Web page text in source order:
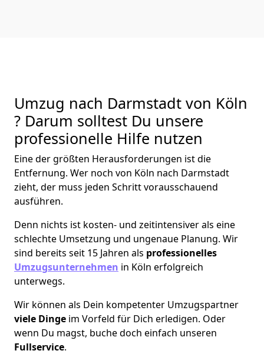
Umzug nach Darmstadt von Köln
? Darum solltest Du unsere
professionelle Hilfe nutzen
Eine der größten Herausforderungen ist die
Entfernung. Wer noch von Köln nach Darmstadt
zieht, der muss jeden Schritt vorausschauend
ausführen.
Denn nichts ist kosten- und zeitintensiver als eine
schlechte Umsetzung und ungenaue Planung. Wir
sind bereits seit 15 Jahren als professionelles
Umzugsunternehmen in Köln erfolgreich
unterwegs.
Wir können als Dein kompetenter Umzugspartner
viele Dinge im Vorfeld für Dich erledigen. Oder
wenn Du magst, buche doch einfach unseren
Fullservice.